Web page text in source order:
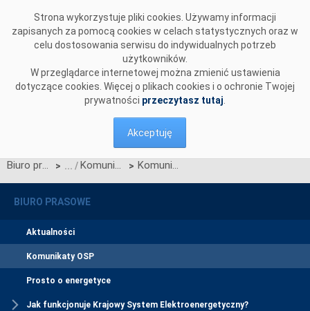
Strona wykorzystuje pliki cookies. Używamy informacji
zapisanych za pomocą cookies w celach statystycznych oraz w
celu dostosowania serwisu do indywidualnych potrzeb
użytkowników.
W przeglądarce internetowej można zmienić ustawienia
dotyczące cookies. Więcej o plikach cookies i o ochronie Twojej
prywatności przeczytasz tutaj
Akceptuję
Biuro prasowe > Komunikaty OSP > Komunikat OSP dotyczący zawieszenia procesu Jednolitego łączenia Rynków Dnia Bieżącego w dniu 23.06.2026.
BIURO PRASOWE
Aktualności
Komunikaty OSP
Prosto o energetyce
Jak funkcjonuje Krajowy System Elektroenergetyczny?